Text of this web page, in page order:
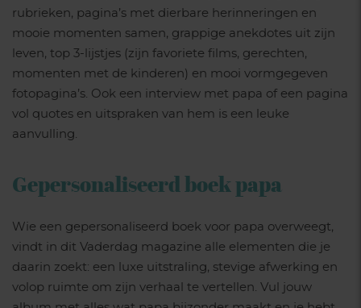
rubrieken, pagina’s met dierbare herinneringen en
mooie momenten samen, grappige anekdotes uit zijn
leven, top 3-lijstjes (zijn favoriete films, gerechten,
momenten met de kinderen) en mooi vormgegeven
fotopagina’s. Ook een interview met papa of een pagina
vol quotes en uitspraken van hem is een leuke
aanvulling.
Gepersonaliseerd boek papa
Wie een gepersonaliseerd boek voor papa overweegt,
vindt in dit Vaderdag magazine alle elementen die je
daarin zoekt: een luxe uitstraling, stevige afwerking en
volop ruimte om zijn verhaal te vertellen. Vul jouw